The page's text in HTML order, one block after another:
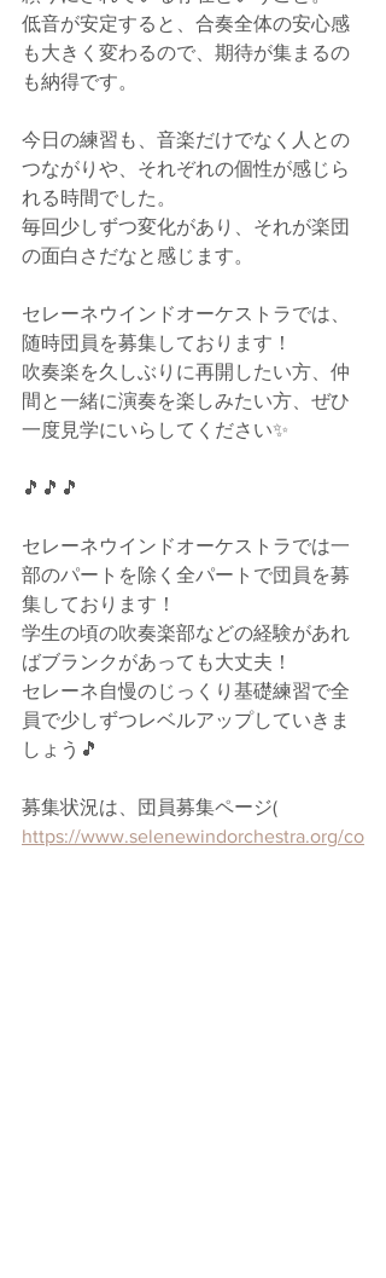
低音が安定すると、合奏全体の安心感
も大きく変わるので、期待が集まるの
も納得です。
今日の練習も、音楽だけでなく人との
つながりや、それぞれの個性が感じら
れる時間でした。
毎回少しずつ変化があり、それが楽団
の面白さだなと感じます。
セレーネウインドオーケストラでは、
随時団員を募集しております！
吹奏楽を久しぶりに再開したい方、仲
間と一緒に演奏を楽しみたい方、ぜひ
一度見学にいらしてください✨
🎵🎵🎵
セレーネウインドオーケストラでは一
部のパートを除く全パートで団員を募
集しております！
学生の頃の吹奏楽部などの経験があれ
ばブランクがあっても大丈夫！
セレーネ自慢のじっくり基礎練習で全
員で少しずつレベルアップしていきま
しょう🎵
募集状況は、団員募集ページ(
https://www.selenewindorchestra.org/co